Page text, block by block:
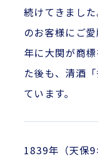
続けてきまし
のお客様にご
年に大関が商
た後も、清酒
ています。
1839年（天